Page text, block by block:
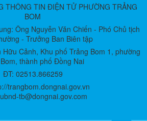
THÔNG TIN ĐIỆN TỬ PHƯỜNG TRẢNG
BOM
Ông Nguyễn Văn Chiến - Phó Chủ tịch
- Trưởng Ban Biên tập
Cảnh, Khu phố Trảng Bom 1, phường
thành phố Đồng Nai
ĐT: 02513.866259
trangbom.dongnai.gov.vn
tb@dongnai.gov.com